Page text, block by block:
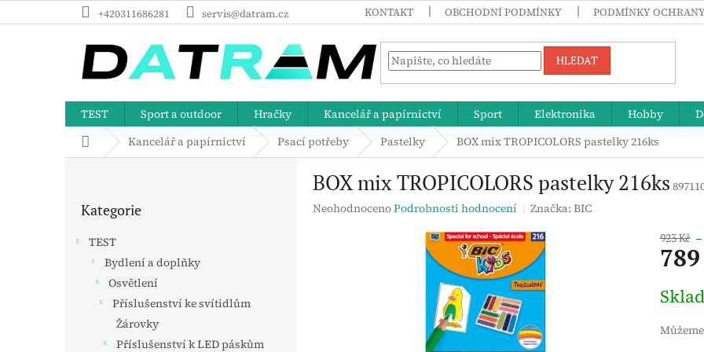
na
+420311686281 servis@datram.cz KONTAKT OBCHODNÍ PODMÍNKY PODMÍNKY
HLEDAT
TEST Sport a outdoor Hračky Kancelář a papírnictví Sport Elektronika Hobby
Domů Kancelář a papírnictví Psací potřeby Pastelky BOX mix TROPICOLORS pastelky 216ks
kategorie
Kategorie
TEST
Bydlení a doplňky
Osvětlení
Příslušenství ke svítidlům
Žárovky
Příslušenství k LED páskům
BOX mix TROPICOLORS pastelky 216ks
Průměrné
NeohodnocenoPodrobnosti hodnocení Značka:BIC
923 Kč
cena: